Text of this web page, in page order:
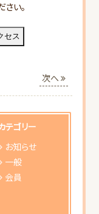
い。
次へ
テゴリー
お知らせ
一般
会員